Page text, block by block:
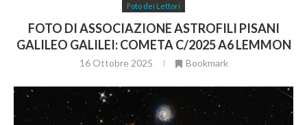
Foto dei Lettori
FOTO DI ASSOCIAZIONE ASTROFILI PISANI
GALILEO GALILEI: COMETA C/2025 A6 LEMMON
16 Ottobre 2025 Bookmark